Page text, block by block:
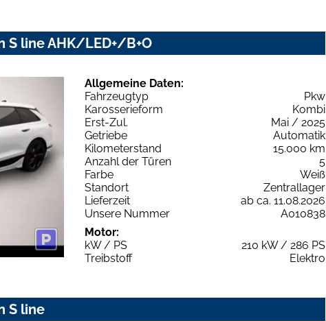
S line AHK/LED+/B+O
Allgemeine Daten:
Fahrzeugtyp
Pkw
Karosserieform
Kombi
Erst-Zul.
Mai / 2025
Getriebe
Automatik
Kilometerstand
15.000 km
Anzahl der Türen
5
Farbe
Weiß
Standort
Zentrallager
Lieferzeit
ab ca. 11.08.2026
Unsere Nummer
A010838
Motor:
kW / PS
210 kW / 286 PS
Treibstoff
Elektro
S line